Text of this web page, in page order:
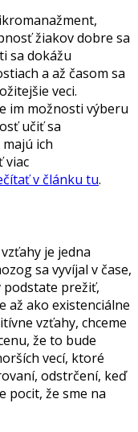
žiakov dobre sa
sa dokážu
a až časom sa
veci.
im možnosti výberu
učiť sa
ich
viac
v článku tu.
je jedna
sa vyvíjal v čase,
podstate prežiť,
až ako existenciálne
vzťahy, chceme
že to bude
vecí, ktoré
odstrčení, keď
pocit, že sme na